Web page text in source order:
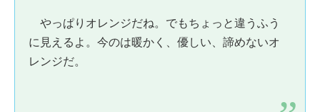
やっぱりオレンジだね。でもちょっと違うふう
に見えるよ。今のは暖かく、優しい、諦めないオ
レンジだ。